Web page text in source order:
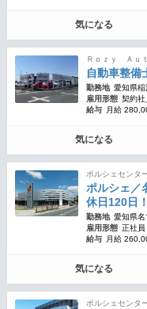
気になる
Ｒｏｚｙ Ａｕ
自動車整備
勤務地 愛知県稲
雇用形態 契約社
給与
月給
気になる
ポルシェセンタ
ポルシェ／
休日120日！
勤務地 愛知県名
雇用形態 正社員
給与
月給
気になる
ポルシェセンタ